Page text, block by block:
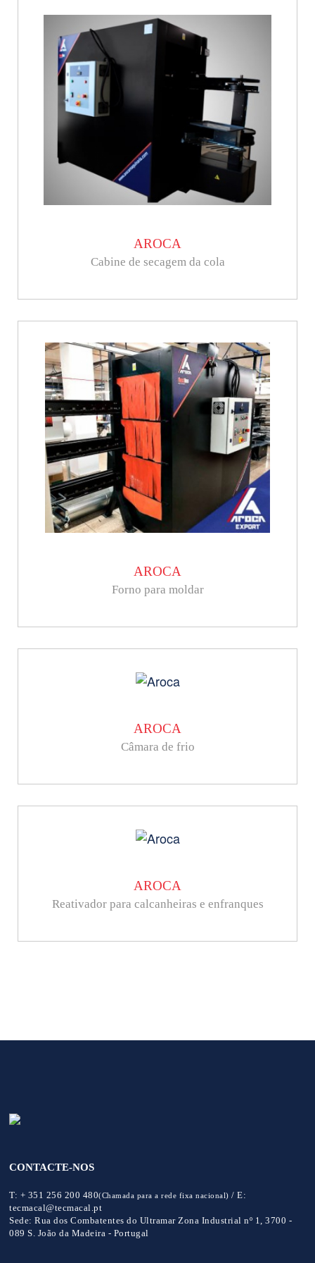
AROCA
Cabine de secagem da cola
AROCA
Forno para moldar
AROCA
Câmara de frio
AROCA
Reativador para calcanheiras e enfranques
CONTACTE-NOS
T: + 351 256 200 480(Chamada para a rede fixa nacional) /E:
tecmacal@tecmacal.pt
Sede: Rua dos Combatentes do Ultramar Zona Industrial nº 1, 3700 -
089 S. João da Madeira - Portugal